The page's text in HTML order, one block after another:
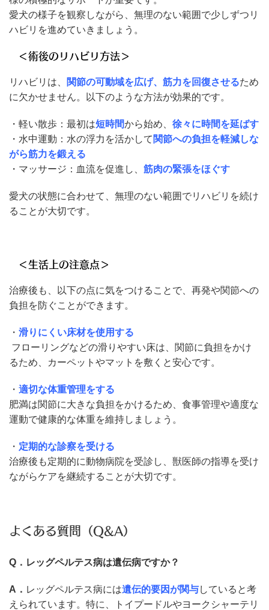
愛犬の様子を観察しながら、無理のない範囲で少しずつリ
ハビリを進めていきましょう。
＜術後のリハビリ方法＞
リハビリは、 関節の可動域を広げ、筋力を回復させるため
に欠かせません。以下のような方法が効果的です。
・軽い散歩：最初は短時間から始め、 徐々に時間を延ばす
・水中運動：水の浮力を活かして 関節への負担を軽減しな
がら筋力を鍛える
・マッサージ：血流を促進し、 筋肉の緊張をほぐす
愛犬の状態に合わせて、無理のない範囲でリハビリを続け
ることが大切です。
＜生活上の注意点＞
治療後も、以下の点に気をつけることで、再発や関節への
負担を防ぐことができます。
・ 滑りにくい床材を使用する
フローリングなどの滑りやすい床は、関節に負担をかけ
るため、カーペットやマットを敷くと安心です。
・ 適切な体重管理をする
肥満は関節に大きな負担をかけるため、食事管理や適度な
運動で健康的な体重を維持しましょう。
・ 定期的な診察を受ける
治療後も定期的に動物病院を受診し、獣医師の指導を受け
ながらケアを継続することが大切です。
よくある質問（Q&A）
Q．レッグペルテス病は遺伝病ですか？
A． レッグペルテス病には遺伝的要因が関与していると考
えられています。特に、トイプードルやヨークシャーテリ